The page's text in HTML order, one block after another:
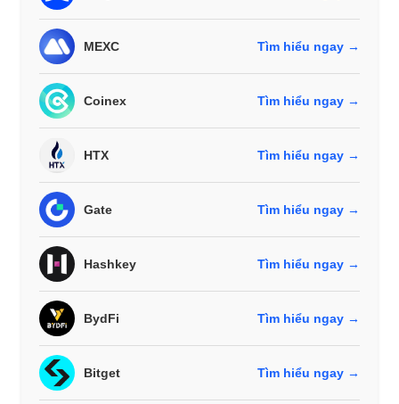
MEXC Tìm hiểu ngay →
Coinex Tìm hiểu ngay →
HTX Tìm hiểu ngay →
Gate Tìm hiểu ngay →
Hashkey Tìm hiểu ngay →
BydFi Tìm hiểu ngay →
Bitget Tìm hiểu ngay →